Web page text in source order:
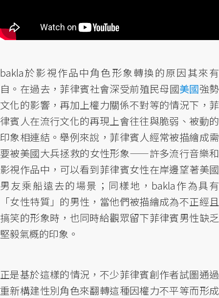
bakla於影視作品中角色形象轉換的原因其來有
自。在過去，菲律賓社會深受前殖民母國美國強勢
文化的影響，再加上權力關係不對等的情況下，菲
律賓人在流行文化的再現上會往往與脆弱、被動的
印象相連結。舉例來說，菲律賓人經常被描繪成需
要被美國大兵拯救的女性形象——許多流行音樂和
影視作品中，可以看到菲律賓女性在岸邊望著美國
男友乘船遠去的場景；同樣地，bakla作為具有
「女性特質」的男性，當他們被描繪成為不正經且
搞笑的形象時，也同時給觀眾留下菲律賓男性缺乏
堅毅氣概的印象。
正是基於這樣的情況，不少菲律賓創作者試圖通過
重新構建性別角色來翻轉這種因權力不平等而形成